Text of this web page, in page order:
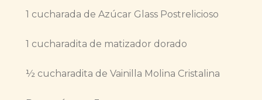
1 cucharada de Azúcar Glass Postrelicioso
1 cucharadita de matizador dorado
½ cucharadita de Vainilla Molina Cristalina